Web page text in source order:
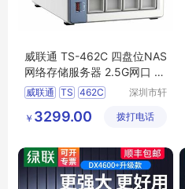
威联通 TS-462C 四盘位NAS
网络存储服务器 2.5G网口 文
件共享备份私有云盘 4G内存
0TB 空槽
威联通 TS 462C
NAS网络存储服务器
深圳市轩
有限公司
￥ 3299.00 拨打电话